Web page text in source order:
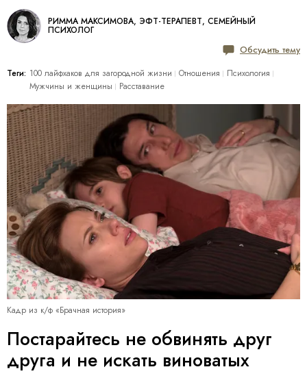
РИММА МАКСИМОВА, ЭФТ-ТЕРАПЕВТ, СЕМЕЙНЫЙ
ПСИХОЛОГ
Обсудить тему
Теги: 100 лайфхаков для загородной жизни Отношения
Психология
Мужчины и женщины
Расставание
Кадр из к/ф «Брачная история»
Постарайтесь не обвинять друг
друга и не искать виноватых